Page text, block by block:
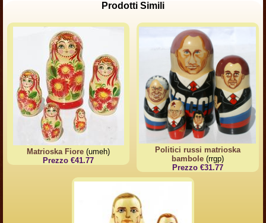
Prodotti Simili
Matrioska Fiore (umeh)
Prezzo €41.77
Politici russi matrioska
bambole (rrgp)
Prezzo €31.77